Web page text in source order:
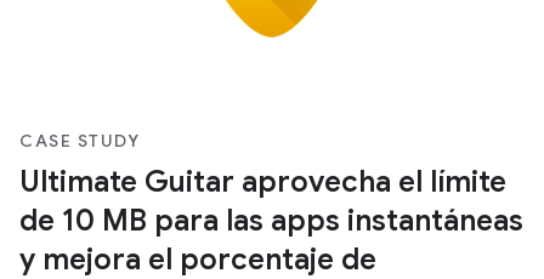
CASE STUDY
Ultimate Guitar aprovecha el límite
de 10 MB para las apps instantáneas
y mejora el porcentaje de